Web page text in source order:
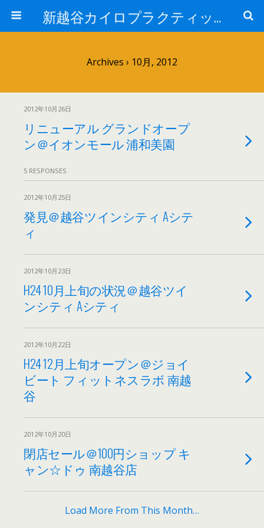
新越谷カイロプラクティック院 院長ブログPart 2
Archives › 10月, 2012
2012年10月26日
リニューアル グランドオープ
ン＠イオンモール 浦和美園
5 RESPONSES
2012年10月25日
発見＠越谷ツインシティ Aシテ
ィ
2012年10月23日
H24 10月上旬の状況＠越谷ツイ
ンシティ Aシティ
2012年10月22日
H24 12月上旬オープン＠ジョイ
ビート フィットネスラボ 南越
谷
2012年10月20日
閉店セール＠100円ショップ キ
ャン☆ドゥ 南越谷店
Load More From This Month…